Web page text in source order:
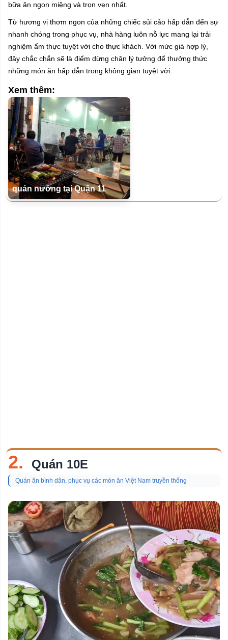
bữa ăn ngon miệng và trọn vẹn nhất.
Từ hương vị thơm ngon của những chiếc sủi cảo hấp dẫn đến sự
nhanh chóng trong phục vụ, nhà hàng luôn nỗ lực mang lại trải
nghiệm ẩm thực tuyệt vời cho thực khách. Với mức giá hợp lý,
đây chắc chắn sẽ là điểm dừng chân lý tưởng để thưởng thức
những món ăn hấp dẫn trong không gian tuyệt vời.
Xem thêm:
quán nướng tại Quận 11
2. Quán 10E
Quán ăn bình dân, phục vụ các món ăn Việt Nam truyền thống